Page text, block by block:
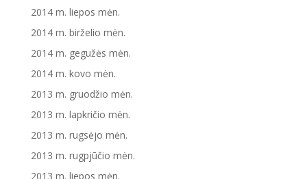
2014 m. liepos mėn.
2014 m. birželio mėn.
2014 m. gegužės mėn.
2014 m. kovo mėn.
2013 m. gruodžio mėn.
2013 m. lapkričio mėn.
2013 m. rugsėjo mėn.
2013 m. rugpjūčio mėn.
2013 m. liepos mėn.